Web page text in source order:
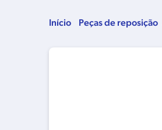
Início Peças de reposição